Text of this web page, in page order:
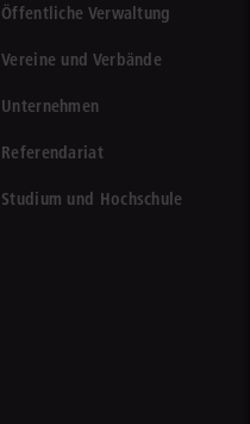
Öffentliche Verwaltung
Vereine und Verbände
Unternehmen
Referendariat
Studium und Hochschule